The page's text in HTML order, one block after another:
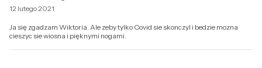
12 lutego 2021
Ja się zgadzam Wiktoria. Ale zeby tylko Covid sie skonczyl i bedzie mozna
cieszyc sie wiosna i pięknymi nogami.